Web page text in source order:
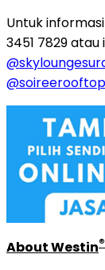
Untuk
3451 7829 atau
About Westin®